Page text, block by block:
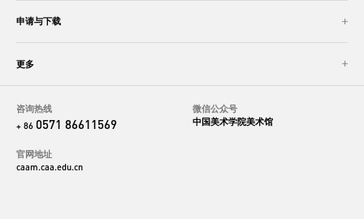
申请与下载
更多
咨询热线
+ 86 0571 86611569
官网地址
caam.caa.edu.cn
微信公众号
中国美术学院美术馆